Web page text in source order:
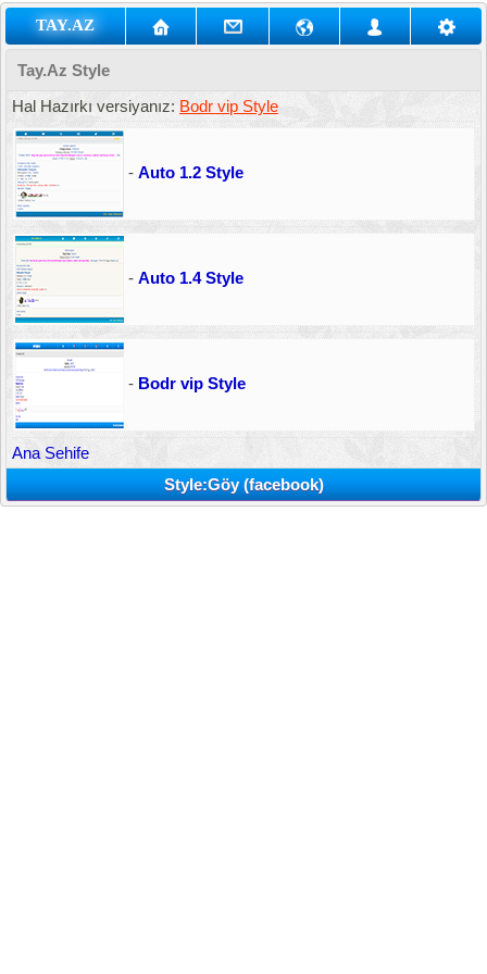
TAY.AZ
Tay.Az Style
Hal Hazırkı versiyanız: Bodr vip Style
- Auto 1.2 Style
- Auto 1.4 Style
- Bodr vip Style
Ana Sehife
Style:Göy (facebook)